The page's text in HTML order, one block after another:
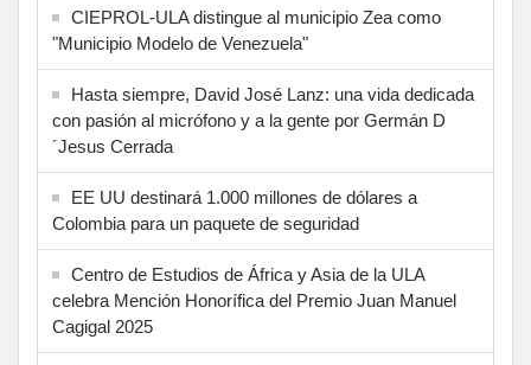
CIEPROL-ULA distingue al municipio Zea como
"Municipio Modelo de Venezuela"
Hasta siempre, David José Lanz: una vida dedicada
con pasión al micrófono y a la gente por Germán D
´Jesus Cerrada
EE UU destinará 1.000 millones de dólares a
Colombia para un paquete de seguridad
Centro de Estudios de África y Asia de la ULA
celebra Mención Honorífica del Premio Juan Manuel
Cagigal 2025